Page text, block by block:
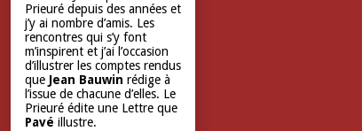
Prieuré depuis des années et
j’y ai nombre d’amis. Les
rencontres qui s’y font
m’inspirent et j’ai l’occasion
d’illustrer les comptes rendus
que Jean Bauwin rédige à
l’issue de chacune d’elles. Le
Prieuré édite une Lettre que
Pavé illustre.